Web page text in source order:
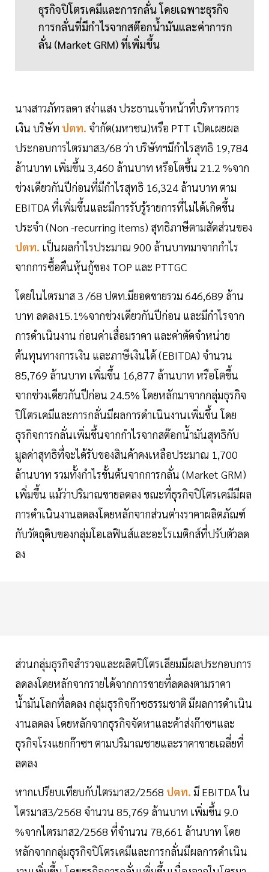
ธุรกิจปิโตรเคมีและการกลั่น โดยเฉพาะธุรกิจ
การกลั่นที่มีกำไรจากสต๊อกน้ำมันและค่าการก
ลั่น (Market GRM) ที่เพิ่มขึ้น
นางสาวภัทรลดา สง่าแสง ประธานเจ้าหน้าที่บริหารการ
เงิน บริษัท ปตท. จำกัด(มหาชน)หรือ PTT เปิดเผยผล
ประกอบการไตรมาส3/68 ว่า บริษัทฯมีกำไรสุทธิ 19,784
ล้านบาท เพิ่มขึ้น 3,460 ล้านบาท หรือโตขึ้น 21.2 %จาก
ช่วงเดียวกันปีก่อนที่มีกำไรสุทธิ 16,324 ล้านบาท ตาม
EBITDA ที่เพิ่มขึ้นและมีการรับรู้รายการที่ไม่ได้เกิดขึ้น
ประจำ (Non -recurring items) สุทธิภาษีตามสัดส่วนของ
ปตท. เป็นผลกำไรประมาณ 900 ล้านบาทมาจากกำไร
จากการซื้อคืนหุ้นกู้ของ TOP และ PTTGC
โดยในไตรมาส 3 /68 ปตท.มียอดขายรวม 646,689 ล้าน
บาท ลดลง15.1%จากช่วงเดียวกันปีก่อน และมีกำไรจาก
การดำเนินงาน ก่อนค่าเสื่อมราคา และค่าตัดจำหน่าย
ต้นทุนทางการเงิน และภาษีเงินได้ (EBITDA) จำนวน
85,769 ล้านบาท เพิ่มขึ้น 16,877 ล้านบาท หรือโตขึ้น
จากช่วงเดียวกันปีก่อน 24.5% โดยหลักมาจากกลุ่มธุรกิจ
ปิโตรเคมีและการกลั่นมีผลการดำเนินงานเพิ่มขึ้น โดย
ธุรกิจการกลั่นเพิ่มขึ้นจากกำไรจากสต๊อกน้ำมันสุทธิกับ
มูลค่าสุทธิที่จะได้รับของสินค้าคงเหลือประมาณ 1,700
ล้านบาท รวมทั้งกำไรขั้นต้นจากการกลั่น (Market GRM)
เพิ่มขึ้น แม้ว่าปริมาณขายลดลง ขณะที่ธุรกิจปิโตรเคมีมีผล
การดำเนินงานลดลงโดยหลักจากส่วนต่างราคาผลิตภัณฑ์
กับวัตถุดิบของกลุ่มโอเลฟินส์และอะโรเมติกส์ที่ปรับตัวลด
ลง
ส่วนกลุ่มธุรกิจสำรวจและผลิตปิโตรเลียมมีผลประกอบการ
ลดลงโดยหลักจากรายได้จากการขายที่ลดลงตามราคา
น้ำมันโลกที่ลดลง กลุ่มธุรกิจก๊าซธรรมชาติ มีผลการดำเนิน
งานลดลง โดยหลักจากธุรกิจจัดหาและค้าส่งก๊าซฯและ
ธุรกิจโรงแยกก๊าซฯ ตามปริมาณชายและราคาขายเฉลี่ยที่
ลดลง
หากเปรียบเทียบกับไตรมาส2/2568 ปตท. มี EBITDA ใน
ไตรมาส3/2568 จำนวน 85,769 ล้านบาท เพิ่มขึ้น 9.0
%จากไตรมาส2/2568 ที่จำนวน 78,661 ล้านบาท โดย
หลักจากกลุ่มธุรกิจปิโตรเคมีและการกลั่นมีผลการดำเนิน